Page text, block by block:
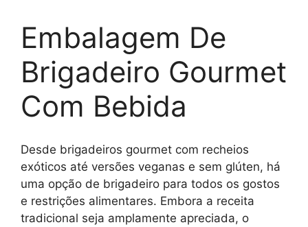
Embalagem De
Brigadeiro Gourmet
Com Bebida
Desde brigadeiros gourmet com recheios
exóticos até versões veganas e sem glúten, há
uma opção de brigadeiro para todos os gostos
e restrições alimentares. Embora a receita
tradicional seja amplamente apreciada, o